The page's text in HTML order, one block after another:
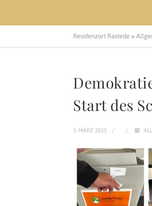
Residenzort Rastede >
Start des
3. MÄRZ 2025